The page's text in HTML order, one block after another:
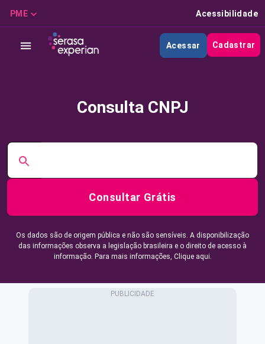
PME Acessibilidade
Acessar Cadastrar
Consulta CNPJ
Consultar Grátis
Os dados são de origem pública e não são sensíveis. A disponibilização
das informações observa a legislação brasileira e o direito de acesso à
informação. Para mais informações, Clique aqui.